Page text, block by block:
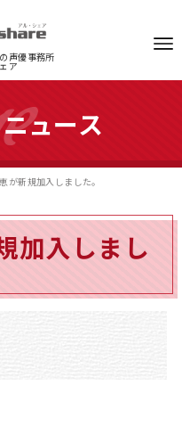
声優事務所
ア
ュース
が新規加入しました。
加入しまし